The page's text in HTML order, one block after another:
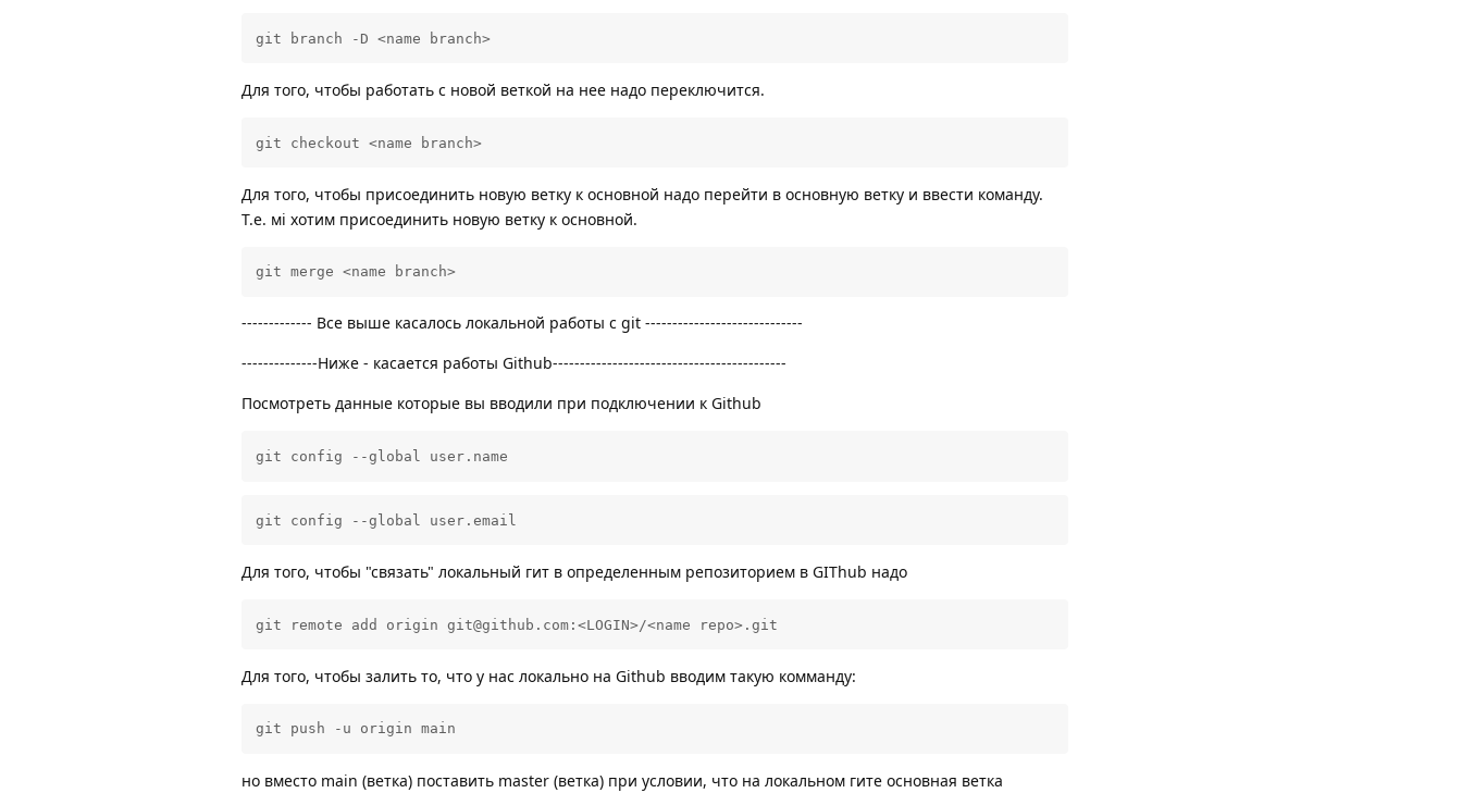
git branch -D <name branch>
Для того, чтобы работать с новой веткой на нее надо переключится.
git checkout <name branch>
Для того, чтобы присоединить новую ветку к основной надо перейти в основную ветку и ввести команду.
Т.е. мі хотим присоединить новую ветку к основной.
git merge <name branch>
------------- Все выше касалось локальной работы c git -----------------------------
--------------Ниже - касается работы Github-------------------------------------------
Посмотреть данные которые вы вводили при подключении к Github
git config --global user.name
git config --global user.email
Для того, чтобы "связать" локальный гит в определенным репозиторием в GIThub надо
git remote add origin git@github.com:<LOGIN>/<name repo>.git
Для того, чтобы залить то, что у нас локально на Github вводим такую комманду:
git push -u origin main
но вместо main (ветка) поставить master (ветка) при условии, что на локальном гите основная ветка